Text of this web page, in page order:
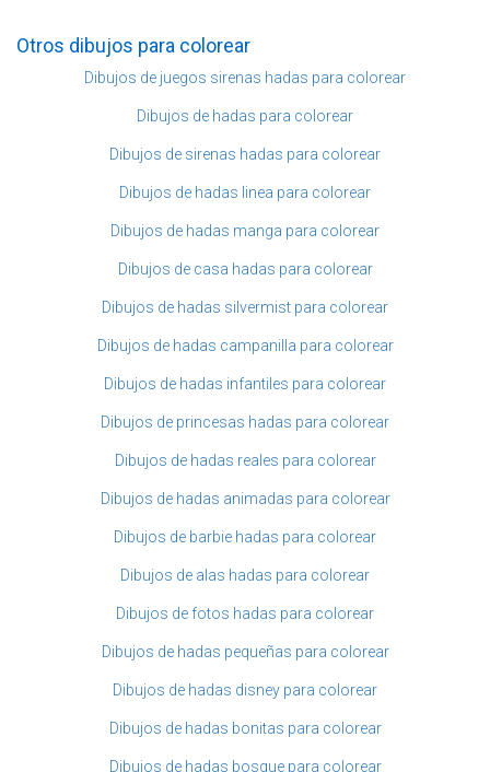
Otros dibujos para colorear
Dibujos de juegos sirenas hadas para colorear
Dibujos de hadas para colorear
Dibujos de sirenas hadas para colorear
Dibujos de hadas linea para colorear
Dibujos de hadas manga para colorear
Dibujos de casa hadas para colorear
Dibujos de hadas silvermist para colorear
Dibujos de hadas campanilla para colorear
Dibujos de hadas infantiles para colorear
Dibujos de princesas hadas para colorear
Dibujos de hadas reales para colorear
Dibujos de hadas animadas para colorear
Dibujos de barbie hadas para colorear
Dibujos de alas hadas para colorear
Dibujos de fotos hadas para colorear
Dibujos de hadas pequeñas para colorear
Dibujos de hadas disney para colorear
Dibujos de hadas bonitas para colorear
Dibujos de hadas bosque para colorear